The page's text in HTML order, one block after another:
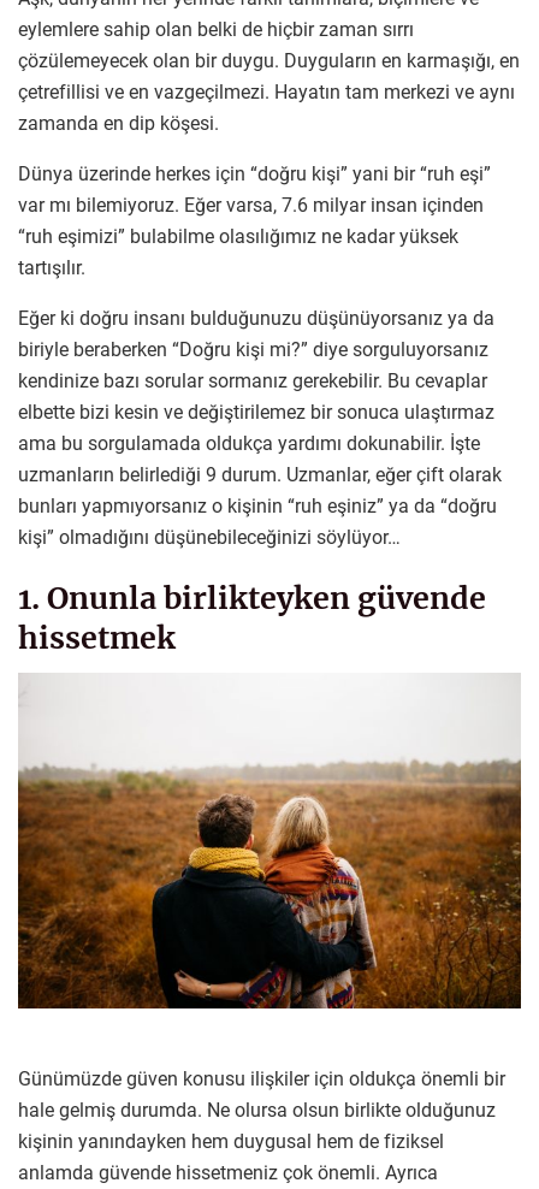
eylemlere sahip olan belki de hiçbir zaman sırrı
çözülemeyecek olan bir duygu. Duyguların en karmaşığı, en
çetrefillisi ve en vazgeçilmezi. Hayatın tam merkezi ve aynı
zamanda en dip köşesi.
Dünya üzerinde herkes için “doğru kişi” yani bir “ruh eşi”
var mı bilemiyoruz. Eğer varsa, 7.6 milyar insan içinden
“ruh eşimizi” bulabilme olasılığımız ne kadar yüksek
tartışılır.
Eğer ki doğru insanı bulduğunuzu düşünüyorsanız ya da
biriyle beraberken “Doğru kişi mi?” diye sorguluyorsanız
kendinize bazı sorular sormanız gerekebilir. Bu cevaplar
elbette bizi kesin ve değiştirilemez bir sonuca ulaştırmaz
ama bu sorgulamada oldukça yardımı dokunabilir. İşte
uzmanların belirlediği 9 durum. Uzmanlar, eğer çift olarak
bunları yapmıyorsanız o kişinin “ruh eşiniz” ya da “doğru
kişi” olmadığını düşünebileceğinizi söylüyor…
1. Onunla birlikteyken güvende
hissetmek
Günümüzde güven konusu ilişkiler için oldukça önemli bir
hale gelmiş durumda. Ne olursa olsun birlikte olduğunuz
kişinin yanındayken hem duygusal hem de fiziksel
anlamda güvende hissetmeniz çok önemli. Ayrıca